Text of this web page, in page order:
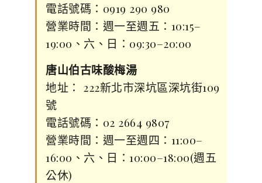
電話號碼：0919 290 980
營業時間：週一至週五：10:15–
19:00、六、日：09:30–20:00
唐山伯古味酸梅湯
地址： 222新北市深坑區深坑街109
號
電話號碼：02 2664 9807
營業時間：週一至週四：11:00–
16:00、六、日：10:00–18:00(週五
公休)